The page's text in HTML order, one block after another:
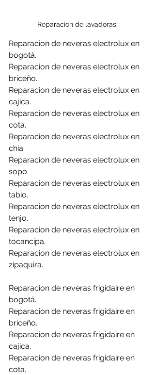
Reparacion de lavadoras.
Reparacion de neveras electrolux en
bogotá.
Reparacion de neveras electrolux en
briceño.
Reparacion de neveras electrolux en
cajica.
Reparacion de neveras electrolux en
cota.
Reparacion de neveras electrolux en
chia.
Reparacion de neveras electrolux en
sopo.
Reparacion de neveras electrolux en
tabio.
Reparacion de neveras electrolux en
tenjo.
Reparacion de neveras electrolux en
tocancipa.
Reparacion de neveras electrolux en
zipaquira.
Reparacion de neveras frigidaire en
bogotá.
Reparacion de neveras frigidaire en
briceño.
Reparacion de neveras frigidaire en
cajica.
Reparacion de neveras frigidaire en
cota.